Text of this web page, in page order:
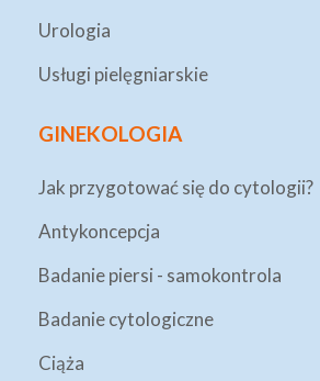
Urologia
Usługi pielęgniarskie
GINEKOLOGIA
Jak przygotować się do cytologii?
Antykoncepcja
Badanie piersi - samokontrola
Badanie cytologiczne
Ciąża